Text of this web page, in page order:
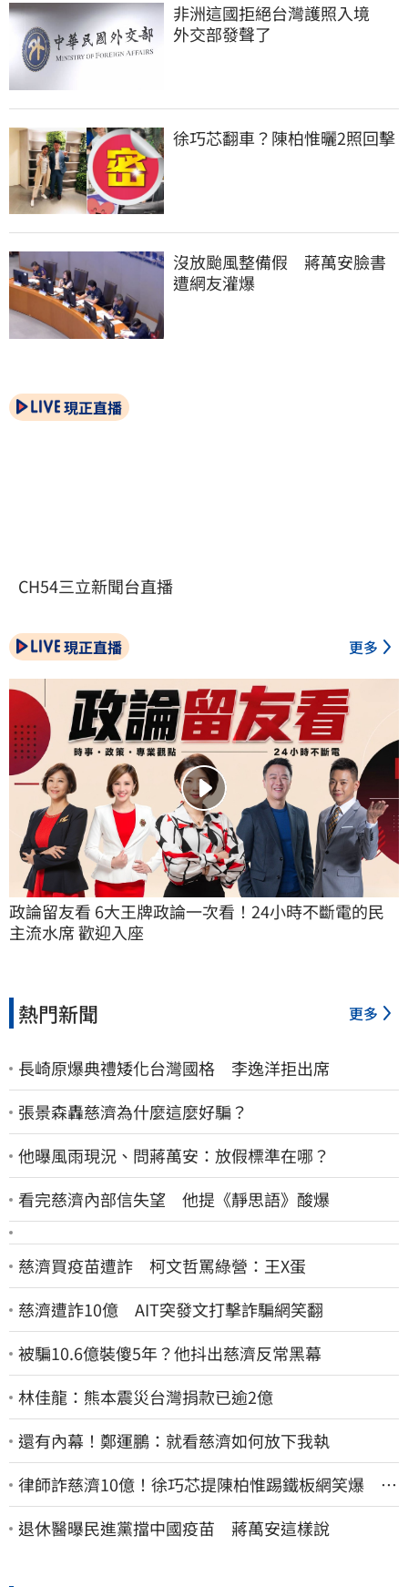
非洲這國拒絕台灣護照入境
外交部發聲了
徐巧芯翻車？陳柏惟曬2照回擊
沒放颱風整備假　蔣萬安臉書
遭網友灌爆
現正直播
CH54三立新聞台直播
現正直播 更多
政論留友看 6大王牌政論一次看！24小時不斷電的民
主流水席 歡迎入座
熱門新聞 更多
長崎原爆典禮矮化台灣國格 李逸洋拒出席
張景森轟慈濟為什麼這麼好騙？
他曝風雨現況、問蔣萬安：放假標準在哪？
看完慈濟內部信失望 他提《靜思語》酸爆
慈濟買疫苗遭詐 柯文哲罵綠營：王X蛋
慈濟遭詐10億 AIT突發文打擊詐騙網笑翻
被騙10.6億裝傻5年？他抖出慈濟反常黑幕
林佳龍：熊本震災台灣捐款已逾2億
還有內幕！鄭運鵬：就看慈濟如何放下我執
律師詐慈濟10億！徐巧芯提陳柏惟踢鐵板網笑爆 律
師再曬1照補刀
退休醫曝民進黨擋中國疫苗 蔣萬安這樣說